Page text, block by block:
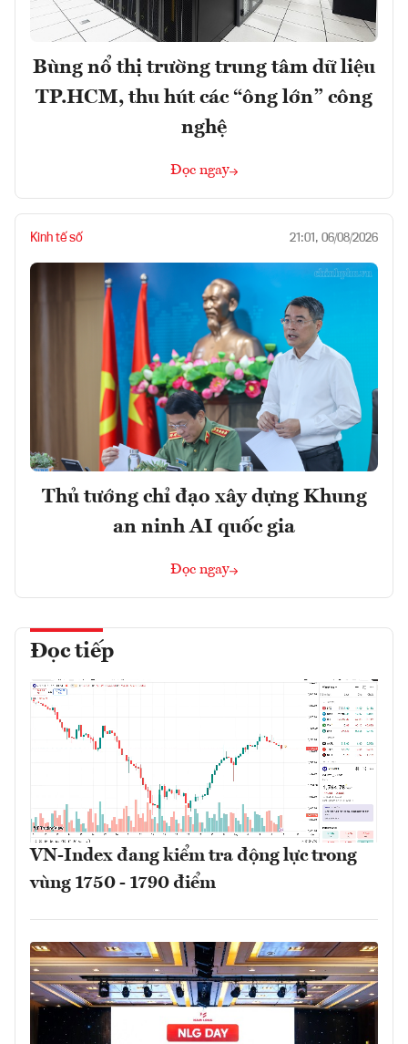
Bùng nổ thị trường trung tâm dữ liệu
TP.HCM, thu hút các “ông lớn” công
nghệ
Đọc ngay
Kinh tế số 21:01, 06/08/2026
Thủ tướng chỉ đạo xây dựng Khung
an ninh AI quốc gia
Đọc ngay
Đọc tiếp
VN-Index đang kiểm tra động lực trong
vùng 1750 - 1790 điểm